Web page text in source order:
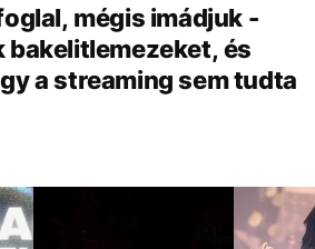
mégis imádjuk -
és
a streaming sem tudta